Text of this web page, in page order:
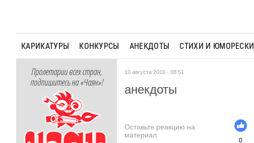
КАРИКАТУРЫ КОНКУРСЫ АНЕКДОТЫ СТИХИ И ЮМОРЕСКИ
Пролетарии всех стран,
подпишитесь на «Чаян»!
10 августа 2016 - 08:51
анекдоты
Оставьте реакцию на
материал
0